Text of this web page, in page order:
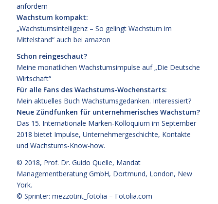
anfordern
Wachstum kompakt:
„Wachstumsintelligenz – So gelingt Wachstum im
Mittelstand“auch bei amazon
Schon reingeschaut?
Meine monatlichen Wachstumsimpulse auf „Die Deutsche
Wirtschaft“
Für alle Fans des Wachstums-Wochenstarts:
Mein aktuelles Buch Wachstumsgedanken. Interessiert?
Neue Zündfunken für unternehmerisches Wachstum?
Das 15. Internationale Marken-Kolloquium im September
2018 bietet Impulse, Unternehmergeschichte, Kontakte
und Wachstums-Know-how.
© 2018, Prof. Dr. Guido Quelle, Mandat
Managementberatung GmbH, Dortmund, London, New
York.
© Sprinter: mezzotint_fotolia – Fotolia.com